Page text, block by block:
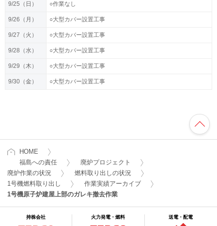
9/25（日） ○作業なし
9/26（月） ○大型カバー設置工事
9/27（火） ○大型カバー設置工事
9/28（水） ○大型カバー設置工事
9/29（木） ○大型カバー設置工事
9/30（金） ○大型カバー設置工事
HOME
福島への責任
廃炉プロジェクト
廃炉作業の状況
燃料取り出しの状況
1号機燃料取り出し
作業実績アーカイブ
1号機原子炉建屋上部のガレキ撤去作業
持株会社 火力発電・燃料 送電・配電